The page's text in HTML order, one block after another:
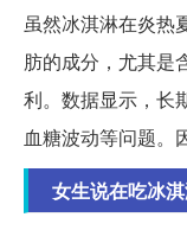
虽然冰淇淋在炎热
肪的成分，尤其是
利。数据显示，长
血糖波动等问题。
女生说在吃冰